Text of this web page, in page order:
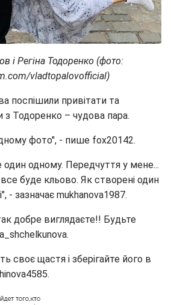
і Регіна Тодоренко (фото:
vladtopalovofficial)
поспішили привітати та
з Тодоренко – чудова пара.
фото", - пише fox20142.
один одному. Передчуття у мене...
буде кльово. Як створені один
- зазначає mukhanova1987.
добре виглядаєте!! Будьте
своє щастя і зберігайте його в